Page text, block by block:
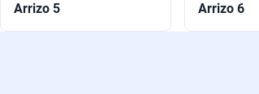
Arrizo 5 Arrizo 6